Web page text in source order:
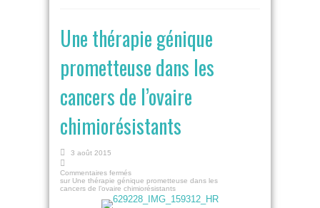
Une thérapie génique
prometteuse dans les
cancers de l’ovaire
chimiorésistants
3 août 2015
Commentaires fermés
sur Une thérapie génique prometteuse dans les
cancers de l’ovaire chimiorésistants